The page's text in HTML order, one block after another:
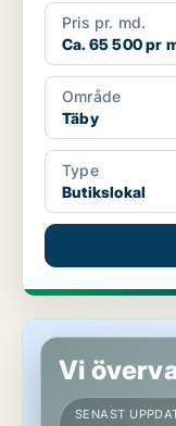
Pris pr. md.
Ca. 65 500 pr
Område
Täby
Type
Butikslokal
Butikslokal i Täby
Vi
SENAST